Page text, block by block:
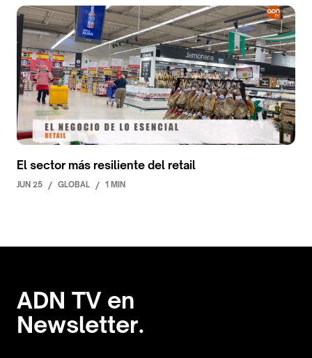
El sector más resiliente del retail
JUN 25 / GLOBAL / 1 MIN
ADN TV en
Newsletter.